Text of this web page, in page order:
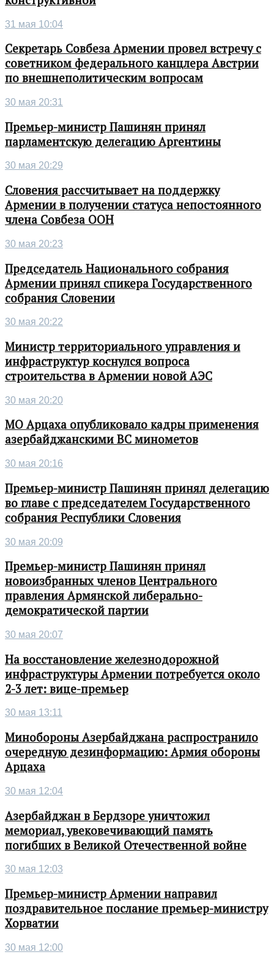
31 мая 10:04
Секретарь Совбеза Армении провел встречу с
советником федерального канцлера Австрии
по внешнеполитическим вопросам
30 мая 20:31
Премьер-министр Пашинян принял
парламентскую делегацию Аргентины
30 мая 20:29
Словения рассчитывает на поддержку
Армении в получении статуса непостоянного
члена Совбеза ООН
30 мая 20:23
Председатель Национального собрания
Армении принял спикера Государственного
собрания Словении
30 мая 20:22
Министр территориального управления и
инфраструктур коснулся вопроса
строительства в Армении новой АЭС
30 мая 20:20
МО Арцаха опубликовало кадры применения
азербайджанскими ВС минометов
30 мая 20:16
Премьер-министр Пашинян принял делегацию
во главе с председателем Государственного
собрания Республики Словения
30 мая 20:09
Премьер-министр Пашинян принял
новоизбранных членов Центрального
правления Армянской либерально-
демократической партии
30 мая 20:07
На восстановление железнодорожной
инфраструктуры Армении потребуется около
2-3 лет: вице-премьер
30 мая 13:11
Минобороны Азербайджана распространило
очередную дезинформацию: Армия обороны
Арцаха
30 мая 12:04
Азербайджан в Бердзоре уничтожил
мемориал, увековечивающий память
погибших в Великой Отечественной войне
30 мая 12:03
Премьер-министр Армении направил
поздравительное послание премьер-министру
Хорватии
30 мая 12:00